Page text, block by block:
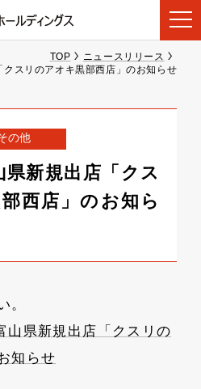
TOP
ニュースリリース
スリのアオキ黒部西店」のお知らせ
の他
県新規出店「クス
西店」のお知ら
。
山県新規出店「クスリの
知らせ